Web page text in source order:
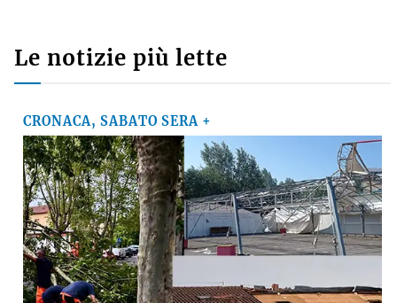
Le notizie più lette
CRONACA, SABATO SERA +